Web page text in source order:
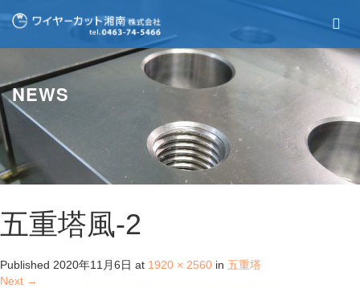
NEWS
五重塔風-2
Published 2020年11月6日 at 1920 × 2560 in 五重塔
Next →